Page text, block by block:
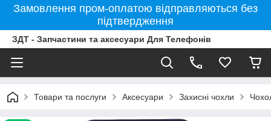
Замовлення пром-оплатою відправляються без
підтвердження
ЗДТ - Запчастини та аксесуари Для Телефонів
Товари та послуги Аксесуари Захисні чохли